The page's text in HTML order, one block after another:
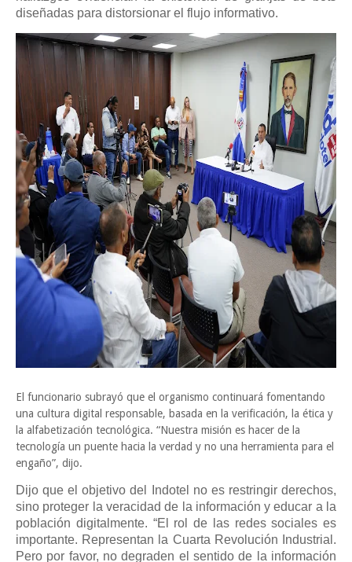
diseñadas para distorsionar el flujo informativo.
El funcionario subrayó que el organismo continuará fomentando
una cultura digital responsable, basada en la verificación, la ética y
la alfabetización tecnológica. “Nuestra misión es hacer de la
tecnología un puente hacia la verdad y no una herramienta para el
engaño”, dijo.
Dijo que el objetivo del Indotel no es restringir derechos,
sino proteger la veracidad de la información y educar a la
población digitalmente. “El rol de las redes sociales es
importante. Representan la Cuarta Revolución Industrial.
Pero por favor, no degraden el sentido de la información